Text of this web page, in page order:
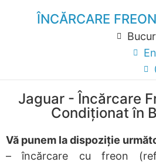
ÎNCĂRCARE
Jaguar - Încărcare
Condiționat în
Vă punem la dispoziție
– încărcare cu freon